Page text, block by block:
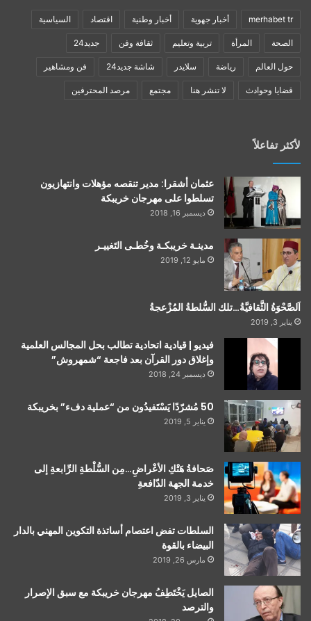
merhabet tr أخبار جهوية أخبار وطنية اقتصاد السياسية
الصحة المرأة تربية وتعليم ثقافة وفن جديد24
حول العالم رياضة سلايدر شاشة جديد24 فن ومشاهير
قضايا وحوادث لا تنشر هنا مجتمع مرصد المحترفين
لأكثر تفاعلاً
عثمان أشقرا: مدير تنقصه مؤهلات وانتهازيون
تسلطوا على مهرجان خريبكة
ديسمبر 16, 2018
مدينـة خريبكـة وخُطـى التَغييـر
مايو 12, 2019
اَلصَّحْوَةُ الثَّقافيَّةُ…تلك السُّلطةُ المُزْعجةُ
يناير 3, 2019
فيديو | قيادية اتحادية تطالب بحل المجالس العلمية
وإغلاق دور القرآن بعد فاجعة “شمهروش”
ديسمبر 24, 2018
50 مُشرّدًا يَسْتَفيدُون من “عملية دفء” بخريبكة
يناير 5, 2019
صَحافةُ هَتْكِ الأعْراضِ…مِن السُّلْطةِ الرِّابعةِ إلى
خدمة الجهة الدّافعةِ
يناير 3, 2019
السلطات تفض اعتصام أساتذة التكوين المهني بالدار
البيضاء بالقوة
مارس 26, 2019
الصايل يَخْتَطِفُ مهرجان خريبكة مع سبق الإصرار
والترصد